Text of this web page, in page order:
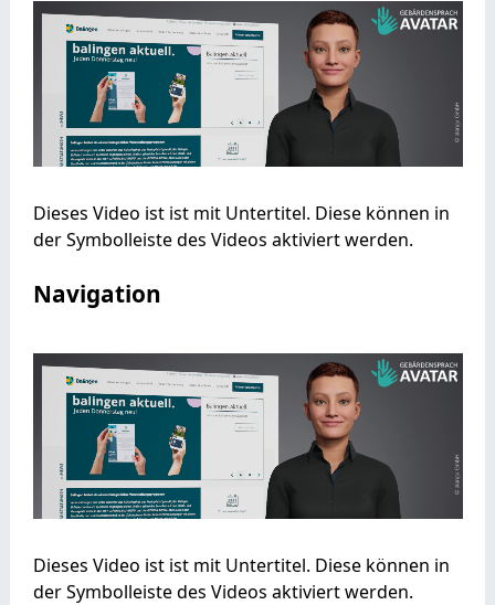
Dieses Video ist ist mit Untertitel. Diese können in
der Symbolleiste des Videos aktiviert werden.
Navigation
Dieses Video ist ist mit Untertitel. Diese können in
der Symbolleiste des Videos aktiviert werden.